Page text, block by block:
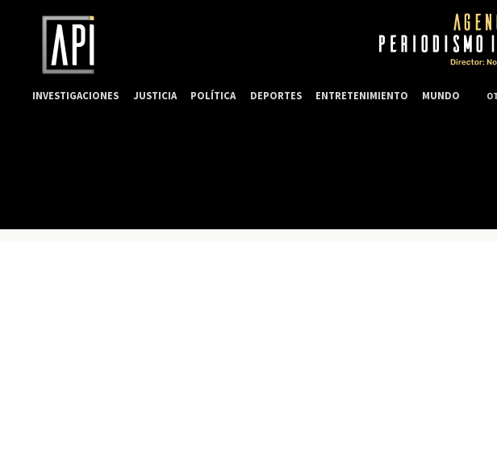
INVESTIGACIONES JUSTICIA POLÍTICA DEPORTES ENTRETENIMIENTO MUNDO